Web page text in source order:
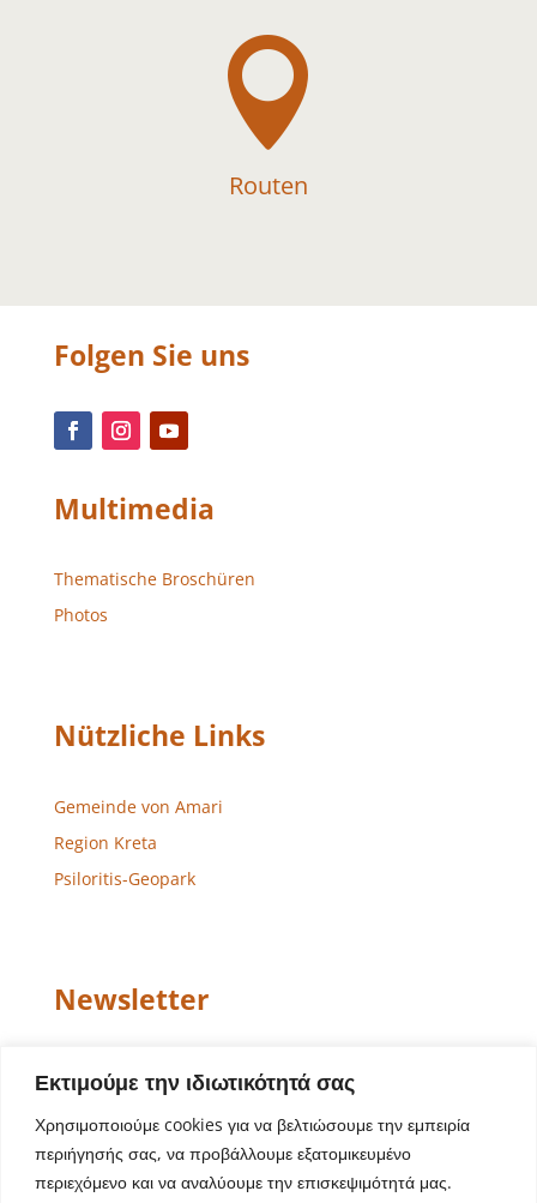
Εκτιμούμε την ιδιωτικότητά σας
Χρησιμοποιούμε cookies για να βελτιώσουμε την εμπειρία
περιήγησής σας, να προβάλλουμε εξατομικευμένο
περιεχόμενο και να αναλύουμε την επισκεψιμότητά μας.

Routen
Folgen Sie uns
Multimedia
Thematische Broschüren
Photos
Nützliche Links
Gemeinde von Amari
Region Kreta
Psiloritis-Geopark
Newsletter